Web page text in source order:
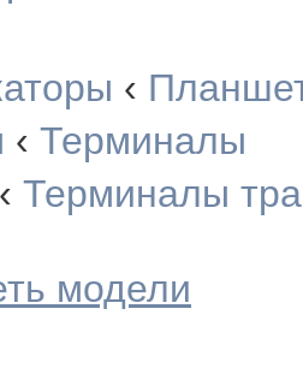
‹
‹ Терминалы
‹ Терминалы
модели